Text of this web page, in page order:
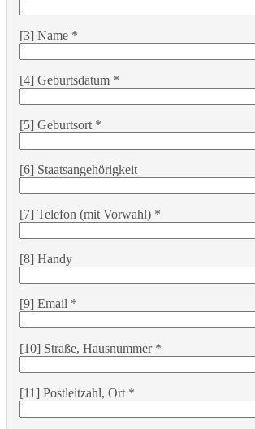
[3] Name *
[4] Geburtsdatum *
[5] Geburtsort *
[6] Staatsangehörigkeit
[7] Telefon (mit Vorwahl) *
[8] Handy
[9] Email *
[10] Straße, Hausnummer *
[11] Postleitzahl, Ort *